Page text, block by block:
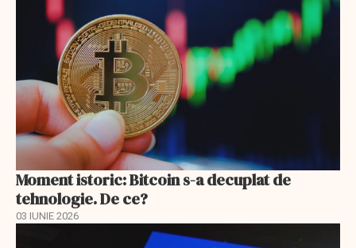
Moment istoric: Bitcoin s-a decuplat de
tehnologie. De ce?
03 IUNIE 2026